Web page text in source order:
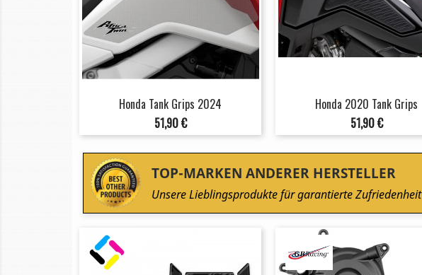
Honda Tank Grips 2024
Preis
51,90 €
Honda 2020 Tank Grips
Preis
51,90 €
TOP-MARKEN ANDERER HERSTELLER
Unsere Lieblingsprodukte für garantierte Zufriedenheit